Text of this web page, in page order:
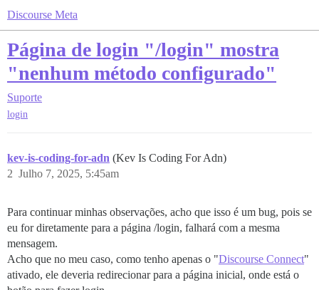
Discourse Meta
Página de login "/login" mostra
"nenhum método configurado"
Suporte
login
kev-is-coding-for-adn (Kev Is Coding For Adn)
Julho 7, 2025, 5:45am
2
Para continuar minhas observações, acho que isso é um bug, pois se
eu for diretamente para a página /login, falhará com a mesma
mensagem.
Acho que no meu caso, como tenho apenas o "Discourse Connect"
ativado, ele deveria redirecionar para a página inicial, onde está o